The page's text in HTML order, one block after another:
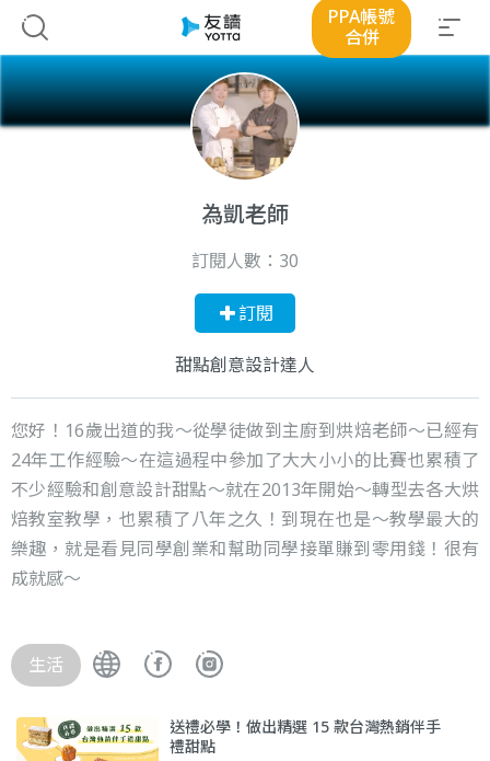
PPA帳號
合併
為凱老師
訂閱人數： 30
訂閱
甜點創意設計達人
您好！16歲出道的我～從學徒做到主廚到烘焙老師～已經有
24年工作經驗～在這過程中參加了大大小小的比賽也累積了
不少經驗和創意設計甜點～就在2013年開始～轉型去各大烘
焙教室教學，也累積了八年之久！到現在也是～教學最大的
樂趣，就是看見同學創業和幫助同學接單賺到零用錢！很有
成就感～
生活
送禮必學！做出精選 15 款台灣熱銷伴手
禮甜點